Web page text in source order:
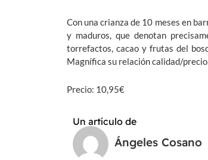
Con una crianza de 10 meses en
y maduros, que denotan
torrefactos, cacao y frutas del
Magnífica su relación calidad/
Precio: 10,95€
Un artículo de
Ángeles Cosano